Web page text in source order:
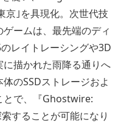
｣を具現化。次世代技
ームは、最先端のディ
レイトレーシングや3D
描かれた雨降る通りへ
のSSDストレージおよ
とで、『Ghostwire:
することが可能になり